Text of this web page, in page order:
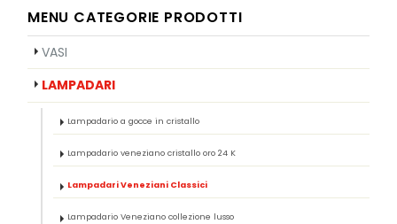
MENU CATEGORIE PRODOTTI
VASI
LAMPADARI
Lampadario a gocce in cristallo
Lampadario veneziano cristallo oro 24 K
Lampadari Veneziani Classici
Lampadario Veneziano collezione lusso